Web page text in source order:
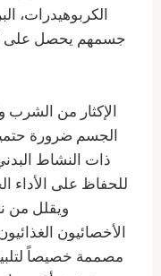
الكربوهيدرات،
جسمهم يحصل على كل
الإكثار من
الجسم ضرورة
ذات النشاط
للحفاظ على الأداء
ويقلل من
الأخصائيون
مصممة خصيصاً